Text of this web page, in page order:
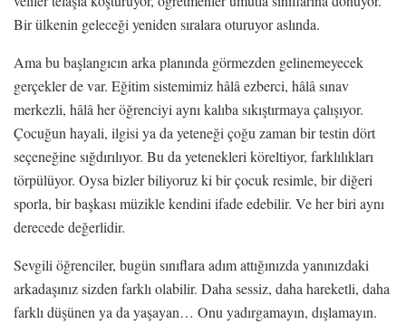
Bir ülkenin geleceği yeniden sıralara oturuyor aslında.
Ama bu başlangıcın arka planında görmezden gelinemeyecek
gerçekler de var. Eğitim sistemimiz hâlâ ezberci, hâlâ sınav
merkezli, hâlâ her öğrenciyi aynı kalıba sıkıştırmaya çalışıyor.
Çocuğun hayali, ilgisi ya da yeteneği çoğu zaman bir testin dört
seçeneğine sığdırılıyor. Bu da yetenekleri köreltiyor, farklılıkları
törpülüyor. Oysa bizler biliyoruz ki bir çocuk resimle, bir diğeri
sporla, bir başkası müzikle kendini ifade edebilir. Ve her biri aynı
derecede değerlidir.
Sevgili öğrenciler, bugün sınıflara adım attığınızda yanınızdaki
arkadaşınız sizden farklı olabilir. Daha sessiz, daha hareketli, daha
farklı düşünen ya da yaşayan… Onu yadırgamayın, dışlamayın.